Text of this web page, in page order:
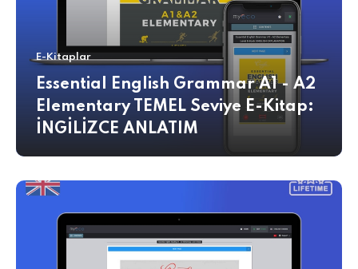
E-Kitaplar
Essential English Grammar A1 - A2
Elementary TEMEL Seviye E-Kitap:
İNGİLİZCE ANLATIM